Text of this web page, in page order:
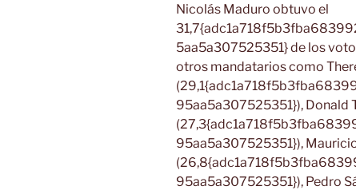
Nicolás Maduro obtuvo el
5aa5a307525351} de los
otros mandatarios como
95aa5a307525351}), Donald
95aa5a307525351}),
95aa5a307525351}), Pedro